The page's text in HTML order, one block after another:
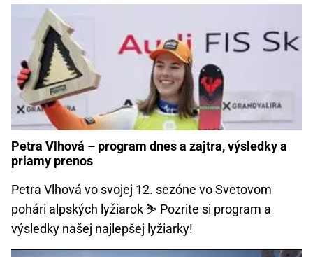
Petra Vlhová – program dnes a zajtra, výsledky a
priamy prenos
Petra Vlhová vo svojej 12. sezóne vo Svetovom
pohári alpských lyžiarok ⛷️ Pozrite si program a
výsledky našej najlepšej lyžiarky!